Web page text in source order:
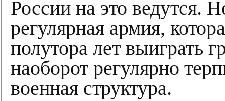
России на это ведутся.
регулярная армия,
полутора лет выиграть
наоборот регулярно
военная структура.